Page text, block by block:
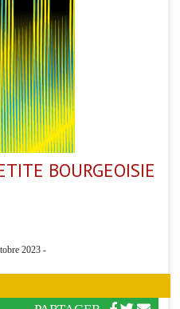
BOURGEOISIE
2023 -